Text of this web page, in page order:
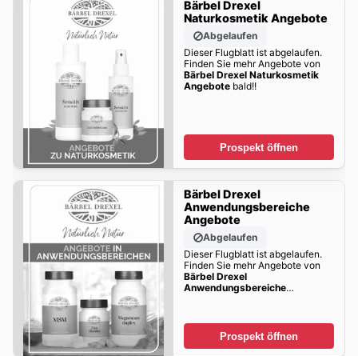
Bärbel Drexel
Naturkosmetik Angebote
Abgelaufen
Dieser Flugblatt ist abgelaufen.
Finden Sie mehr Angebote von
Bärbel Drexel Naturkosmetik
Angebotebald!!
Prospekt öffnen
Bärbel Drexel
Anwendungsbereiche
Angebote
Abgelaufen
Dieser Flugblatt ist abgelaufen.
Finden Sie mehr Angebote von
Bärbel Drexel
Anwendungsbereiche
Prospekt öffnen